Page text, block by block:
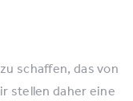
schaffen, das von
stellen daher eine